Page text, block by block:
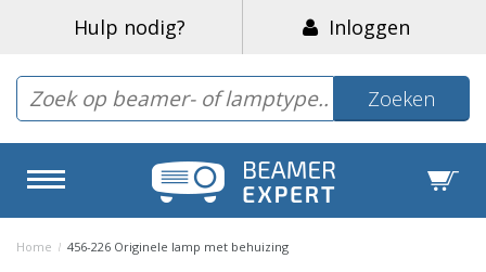
Hulp nodig? Inloggen
Zoeken
Home / 456-226 Originele lamp met behuizing